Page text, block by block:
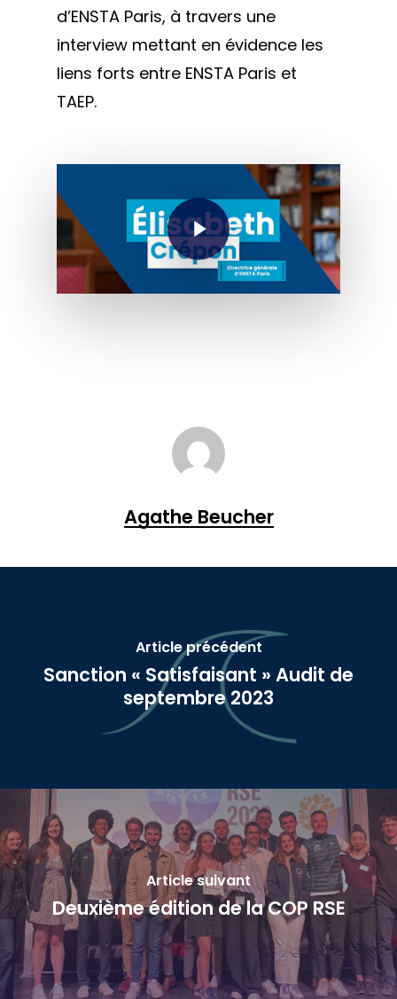
d’ENSTA Paris, à travers une
interview mettant en évidence les
liens forts entre ENSTA Paris et
TAEP.
Play Video
Agathe Beucher
Article précédent
Sanction « Satisfaisant » Audit de
septembre 2023
Article suivant
Deuxième édition de la COP RSE